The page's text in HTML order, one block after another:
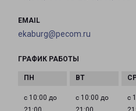
EMAIL
ekaburg@pecom.ru
ГРАФИК РАБОТЫ
с 10:00 до
с 10:00 до
с